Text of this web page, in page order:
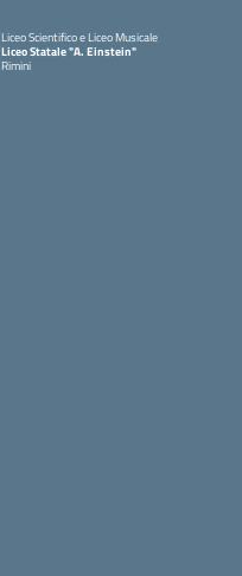
Liceo Scientifico e Liceo Musicale
Liceo Statale "A. Einstein"
Rimini